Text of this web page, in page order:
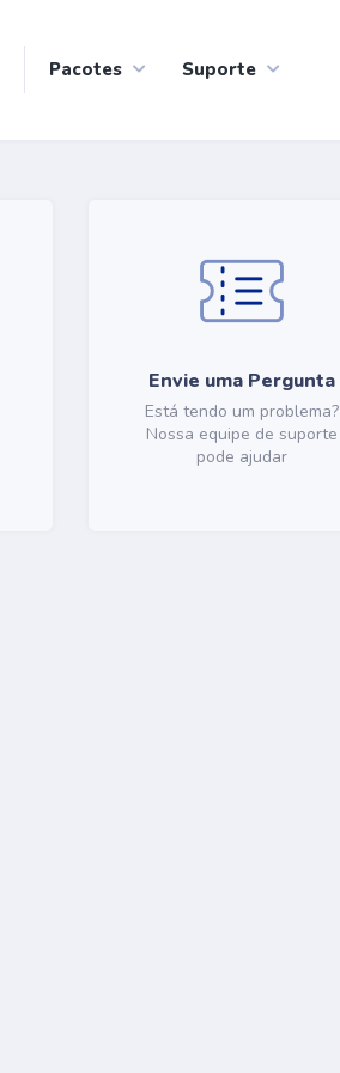
Pacotes Suporte
Envie uma Pergunta
Está tendo um problema?
Nossa equipe de suporte
pode ajudar